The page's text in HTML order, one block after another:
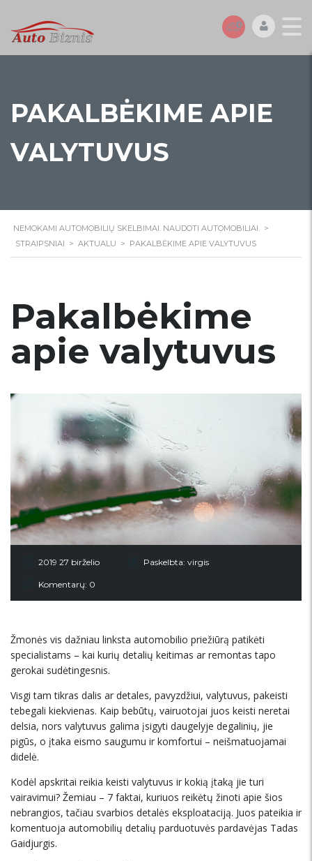
PAKALBĖKIME APIE
VALYTUVUS
NEMOKAMI AUTOMOBILIŲ SKELBIMAI. NAUDOTI AUTOMOBILIAI. >
STRAIPSNIAI > AKTUALU > PAKALBĖKIME APIE VALYTUVUS
Pakalbėkime
apie valytuvus
2019 27 birželio Paskelbta: virgis
Komentarų: 0
Žmonės vis dažniau linksta automobilio priežiūrą patikėti
specialistams – kai kurių detalių keitimas ar remontas tapo
gerokai sudėtingesnis.
Visgi tam tikras dalis ar detales, pavyzdžiui, valytuvus, pakeisti
tebegali kiekvienas. Kaip bebūtų, vairuotojai juos keisti neretai
delsia, nors valytuvus galima įsigyti daugelyje degalinių, jie
pigūs, o įtaka eismo saugumu ir komfortui – neišmatuojamai
didelė.
Kodėl apskritai reikia keisti valytuvus ir kokią įtaką jie turi
vairavimui? Žemiau – 7 faktai, kuriuos reikėtų žinoti apie šios
nebrangios, tačiau svarbios detalės eksploataciją. Juos pateikia ir
komentuoja automobilių detalių parduotuvės pardavėjas Tadas
Gaidjurgis.